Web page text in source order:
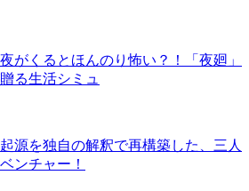
がくるとほんのり怖い？！「夜廻」
る生活シミュ
源を独自の解釈で再構築した、三人
ンチャー！